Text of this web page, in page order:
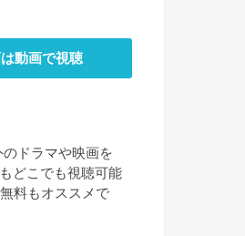
動画で視聴
ドラマや映画を
どこでも視聴可能
料もオススメで